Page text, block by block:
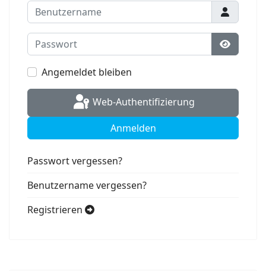
Benutzername
Passwort
Angemeldet bleiben
Web-Authentifizierung
Anmelden
Passwort vergessen?
Benutzername vergessen?
Registrieren